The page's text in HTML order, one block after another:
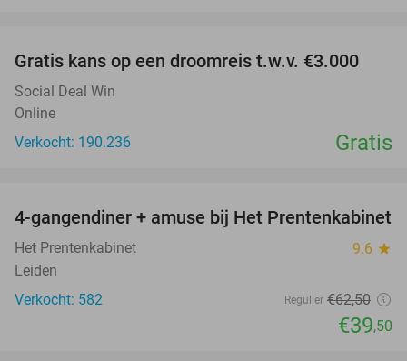
Gratis kans op een droomreis t.w.v. €3.000
Social Deal Win
Online
Verkocht: 190.236
Gratis
37%
4-gangendiner + amuse bij Het Prentenkabinet
Het Prentenkabinet 9.6 star
Leiden
Verkocht: 582
Regulier €62,50
€39,50